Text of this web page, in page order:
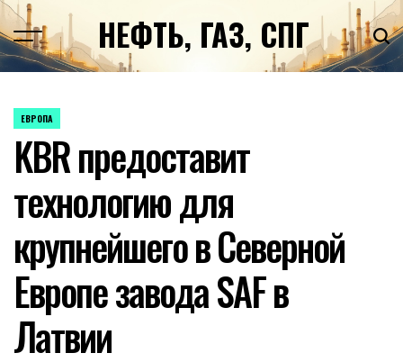
Перейти
к
содержимомуНЕФТЬ, ГАЗ, СПГ
ОПУБЛИКОВАНО
ЕВРОПА
KBR предоставит
технологию для
крупнейшего в Северной
Европе завода SAF в
Латвии